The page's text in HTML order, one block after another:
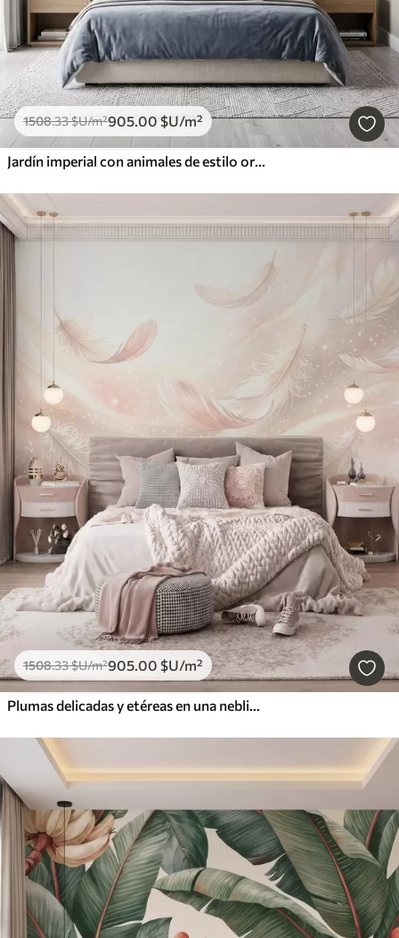
1508.33$U/m²905.00 $U/m²
Jardín imperial con animales de estilo oriental: mono, leopardo, tigre, pavo real y garza
1508.33$U/m²905.00 $U/m²
Plumas delicadas y etéreas en una neblina de color rosa melocotón con destellos